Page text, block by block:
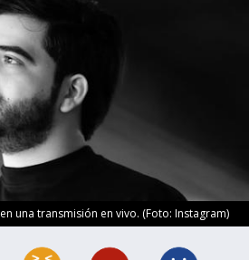
una transmisión en vivo. (Foto: Instagram)